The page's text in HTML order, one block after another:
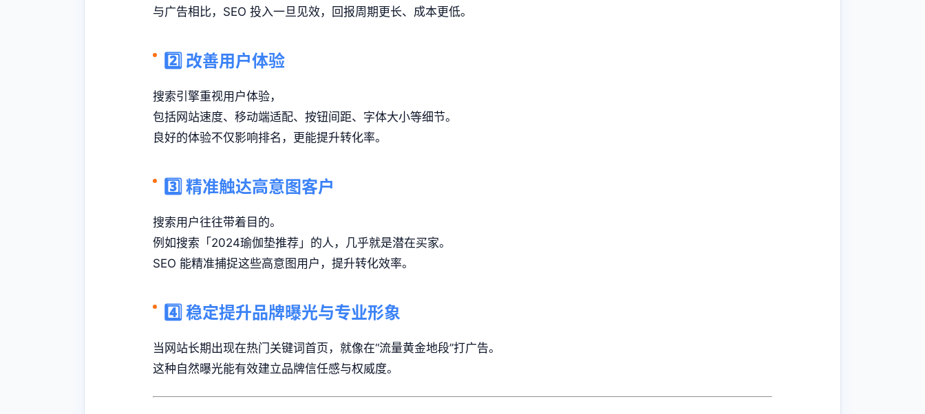
与广告相比，SEO 投入一旦见效，回报周期更长、成本更低。
2️⃣ 改善用户体验
搜索引擎重视用户体验，
包括网站速度、移动端适配、按钮间距、字体大小等细节。
良好的体验不仅影响排名，更能提升转化率。
3️⃣ 精准触达高意图客户
搜索用户往往带着目的。
例如搜索「2024瑜伽垫推荐」的人，几乎就是潜在买家。
SEO 能精准捕捉这些高意图用户，提升转化效率。
4️⃣ 稳定提升品牌曝光与专业形象
当网站长期出现在热门关键词首页，就像在“流量黄金地段”打广告。
这种自然曝光能有效建立品牌信任感与权威度。